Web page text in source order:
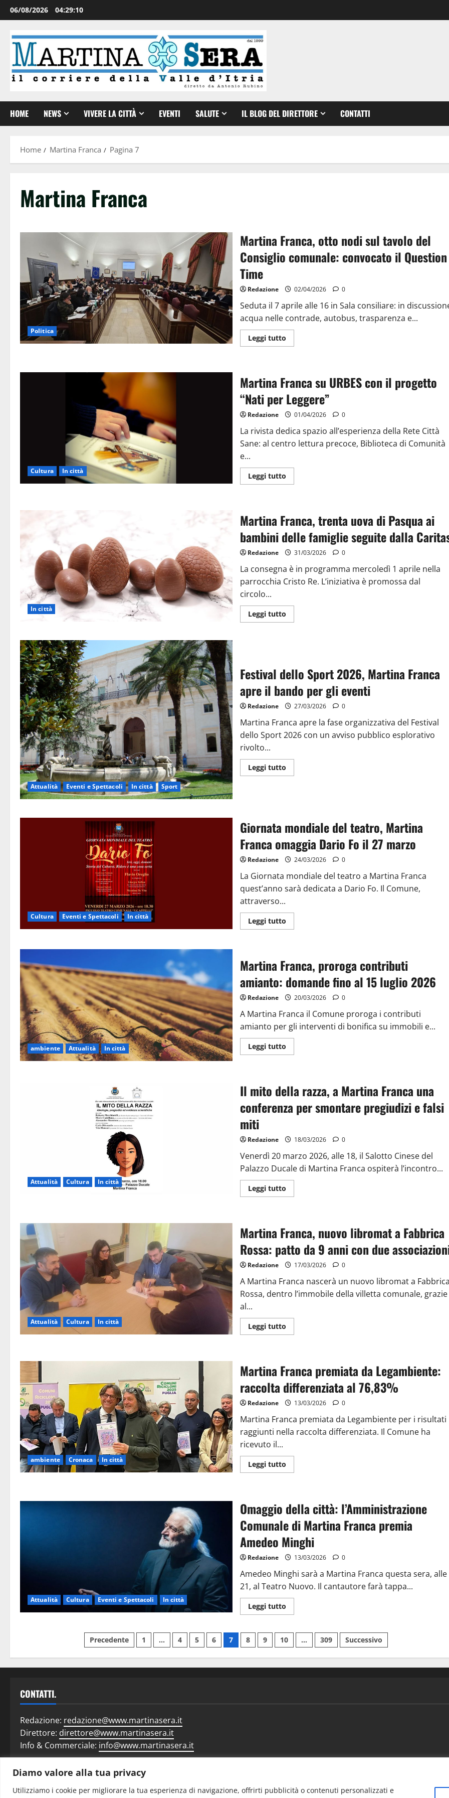
Diamo valore alla tua privacy
Utilizziamo i cookie per migliorare la tua esperienza di navigazione, offrirti pubblicità o contenuti personalizzati e
06/08/2026 04:29:11
HOME NEWS VIVERE LA CITTÀ EVENTI SALUTE IL BLOG DEL DIRETTORE CONTATTI
Home Martina Franca Pagina 7
Martina Franca
Politica
Martina Franca, otto nodi sul tavolo del
Consiglio comunale: convocato il Question
Time
Redazione 02/04/2026 0
Seduta il 7 aprile alle 16 in Sala consiliare: in
acqua nelle contrade, autobus, trasparenza e...
Leggi tutto
Cultura In città
Martina Franca su URBES con il progetto
“Nati per Leggere”
Redazione 01/04/2026 0
La rivista dedica spazio all’esperienza della Rete Città
Sane: al centro lettura precoce, Biblioteca di Comunità
e...
Leggi tutto
In città
Martina Franca, trenta uova di Pasqua ai
bambini delle famiglie seguite dalla
Redazione 31/03/2026 0
La consegna è in programma mercoledì 1 aprile nella
parrocchia Cristo Re. L’iniziativa è promossa dal
circolo...
Leggi tutto
Attualità Eventi e Spettacoli In città Sport
Festival dello Sport 2026, Martina Franca
apre il bando per gli eventi
Redazione 27/03/2026 0
Martina Franca apre la fase organizzativa del Festival
dello Sport 2026 con un avviso pubblico esplorativo
rivolto...
Leggi tutto
Cultura Eventi e Spettacoli In città
Giornata mondiale del teatro, Martina
Franca omaggia Dario Fo il 27 marzo
Redazione 24/03/2026 0
La Giornata mondiale del teatro a Martina Franca
quest’anno sarà dedicata a Dario Fo. Il Comune,
attraverso...
Leggi tutto
ambiente Attualità In città
Martina Franca, proroga contributi
amianto: domande fino al 15 luglio 2026
Redazione 20/03/2026 0
A Martina Franca il Comune proroga i contributi
amianto per gli interventi di bonifica su immobili e...
Leggi tutto
Attualità Cultura In città
Il mito della razza, a Martina Franca una
conferenza per smontare pregiudizi e falsi
miti
Redazione 18/03/2026 0
Venerdì 20 marzo 2026, alle 18, il Salotto Cinese del
Palazzo Ducale di Martina Franca ospiterà l’incontro...
Leggi tutto
Attualità Cultura In città
Martina Franca, nuovo libromat a Fabbrica
Rossa: patto da 9 anni con due
Redazione 17/03/2026 0
A Martina Franca nascerà un nuovo libromat a
Rossa, dentro l’immobile della villetta comunale, grazie
al...
Leggi tutto
ambiente Cronaca In città
Martina Franca premiata da Legambiente:
raccolta differenziata al 76,83%
Redazione 13/03/2026 0
Martina Franca premiata da Legambiente per i risultati
raggiunti nella raccolta differenziata. Il Comune ha
ricevuto il...
Leggi tutto
Attualità Cultura Eventi e Spettacoli In città
Omaggio della città: l’Amministrazione
Comunale di Martina Franca premia
Amedeo Minghi
Redazione 13/03/2026 0
Amedeo Minghi sarà a Martina Franca questa sera, alle
21, al Teatro Nuovo. Il cantautore farà tappa...
Leggi tutto
Precedente 1 … 4 5 6 7 8 9 10 … 309 Successivo
CONTATTI.
Redazione: redazione@www.martinasera.it
Direttore: direttore@www.martinasera.it
Info & Commerciale: info@www.martinasera.it